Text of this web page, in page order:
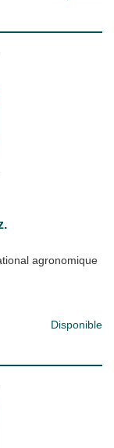
agronomique
Disponible